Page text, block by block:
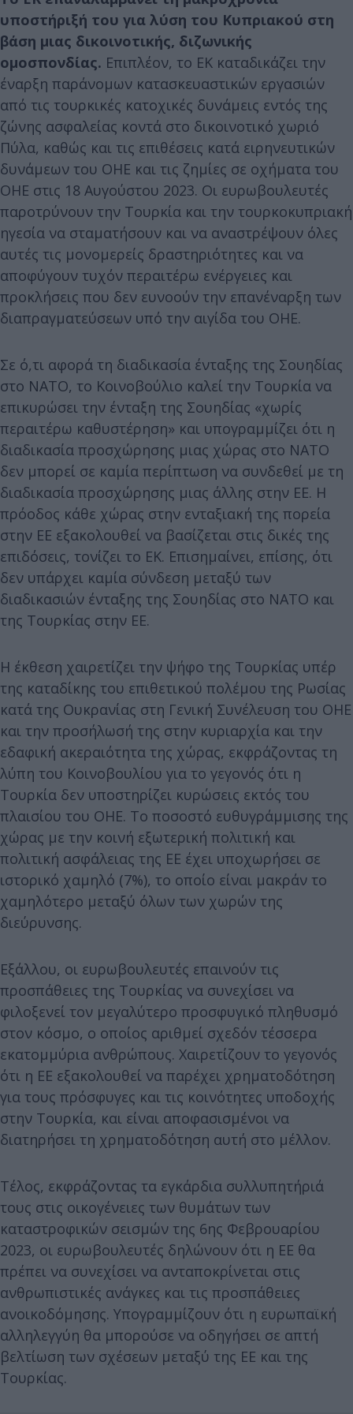
υποστήριξή του για λύση του Κυπριακού στη
βάση μιας δικοινοτικής, διζωνικής
ομοσπονδίας. Επιπλέον, το ΕΚ καταδικάζει την
έναρξη παράνομων κατασκευαστικών εργασιών
από τις τουρκικές κατοχικές δυνάμεις εντός της
ζώνης ασφαλείας κοντά στο δικοινοτικό χωριό
Πύλα, καθώς και τις επιθέσεις κατά ειρηνευτικών
δυνάμεων του ΟΗΕ και τις ζημίες σε οχήματα του
ΟΗΕ στις 18 Αυγούστου 2023. Οι ευρωβουλευτές
παροτρύνουν την Τουρκία και την τουρκοκυπριακή
ηγεσία να σταματήσουν και να αναστρέψουν όλες
αυτές τις μονομερείς δραστηριότητες και να
αποφύγουν τυχόν περαιτέρω ενέργειες και
προκλήσεις που δεν ευνοούν την επανέναρξη των
διαπραγματεύσεων υπό την αιγίδα του ΟΗΕ.
Σε ό,τι αφορά τη διαδικασία ένταξης της Σουηδίας
στο ΝΑΤΟ, το Κοινοβούλιο καλεί την Τουρκία να
επικυρώσει την ένταξη της Σουηδίας «χωρίς
περαιτέρω καθυστέρηση» και υπογραμμίζει ότι η
διαδικασία προσχώρησης μιας χώρας στο ΝΑΤΟ
δεν μπορεί σε καμία περίπτωση να συνδεθεί με τη
διαδικασία προσχώρησης μιας άλλης στην ΕΕ. Η
πρόοδος κάθε χώρας στην ενταξιακή της πορεία
στην ΕΕ εξακολουθεί να βασίζεται στις δικές της
επιδόσεις, τονίζει το ΕΚ. Επισημαίνει, επίσης, ότι
δεν υπάρχει καμία σύνδεση μεταξύ των
διαδικασιών ένταξης της Σουηδίας στο ΝΑΤΟ και
της Τουρκίας στην ΕΕ.
Η έκθεση χαιρετίζει την ψήφο της Τουρκίας υπέρ
της καταδίκης του επιθετικού πολέμου της Ρωσίας
κατά της Ουκρανίας στη Γενική Συνέλευση του ΟΗΕ
και την προσήλωσή της στην κυριαρχία και την
εδαφική ακεραιότητα της χώρας, εκφράζοντας τη
λύπη του Κοινοβουλίου για το γεγονός ότι η
Τουρκία δεν υποστηρίζει κυρώσεις εκτός του
πλαισίου του ΟΗΕ. Το ποσοστό ευθυγράμμισης της
χώρας με την κοινή εξωτερική πολιτική και
πολιτική ασφάλειας της ΕΕ έχει υποχωρήσει σε
ιστορικό χαμηλό (7%), το οποίο είναι μακράν το
χαμηλότερο μεταξύ όλων των χωρών της
διεύρυνσης.
Εξάλλου, οι ευρωβουλευτές επαινούν τις
προσπάθειες της Τουρκίας να συνεχίσει να
φιλοξενεί τον μεγαλύτερο προσφυγικό πληθυσμό
στον κόσμο, ο οποίος αριθμεί σχεδόν τέσσερα
εκατομμύρια ανθρώπους. Χαιρετίζουν το γεγονός
ότι η ΕΕ εξακολουθεί να παρέχει χρηματοδότηση
για τους πρόσφυγες και τις κοινότητες υποδοχής
στην Τουρκία, και είναι αποφασισμένοι να
διατηρήσει τη χρηματοδότηση αυτή στο μέλλον.
Τέλος, εκφράζοντας τα εγκάρδια συλλυπητήριά
τους στις οικογένειες των θυμάτων των
καταστροφικών σεισμών της 6ης Φεβρουαρίου
2023, οι ευρωβουλευτές δηλώνουν ότι η ΕΕ θα
πρέπει να συνεχίσει να ανταποκρίνεται στις
ανθρωπιστικές ανάγκες και τις προσπάθειες
ανοικοδόμησης. Υπογραμμίζουν ότι η ευρωπαϊκή
αλληλεγγύη θα μπορούσε να οδηγήσει σε απτή
βελτίωση των σχέσεων μεταξύ της ΕΕ και της
Τουρκίας.